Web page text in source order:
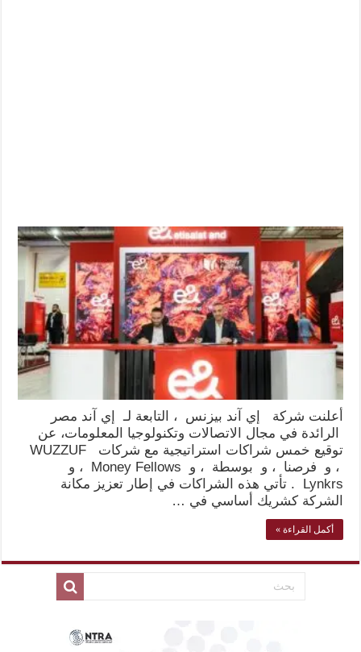
أعلنت شركة إي آند بيزنس ، التابعة لـ إي آند مصر
الرائدة في مجال الاتصالات وتكنولوجيا المعلومات، عن
توقيع خمس شراكات استراتيجية مع شركات WUZZUF
، و فرصنا ، و بوسطة ، و Money Fellows ، و
Lynkrs . تأتي هذه الشراكات في إطار تعزيز مكانة
الشركة كشريك أساسي في …
أكمل القراءة »